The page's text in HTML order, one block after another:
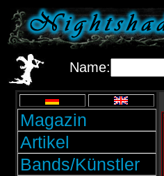
Name:
Magazin
Artikel
Bands/Künstler